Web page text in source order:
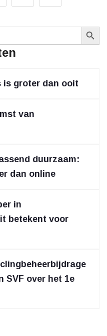
is groter dan ooit
van
duurzaam:
dan online
in
betekent voor
SVF over het 1e